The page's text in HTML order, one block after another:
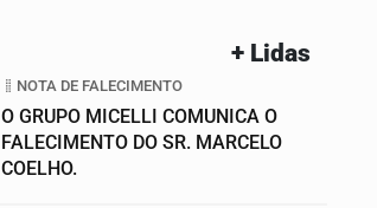
+ Lidas
NOTA DE FALECIMENTO
O GRUPO MICELLI COMUNICA O
FALECIMENTO DO SR. MARCELO
COELHO.